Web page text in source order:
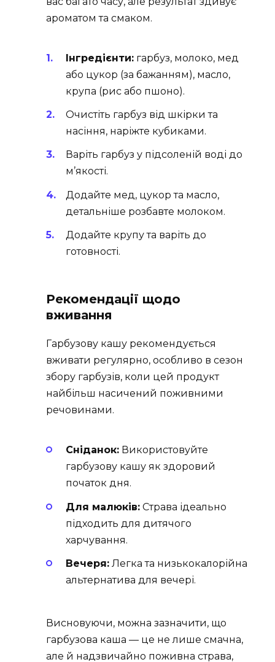
ароматом та смаком.
Інгредієнти: гарбуз, молоко, мед
або цукор (за бажанням), масло,
крупа (рис або пшоно).
Очистіть гарбуз від шкірки та
насіння, наріжте кубиками.
Варіть гарбуз у підсоленій воді до
м’якості.
Додайте мед, цукор та масло,
детальніше розбавте молоком.
Додайте крупу та варіть до
готовності.
Рекомендації щодо
вживання
Гарбузову кашу рекомендується
вживати регулярно, особливо в сезон
збору гарбузів, коли цей продукт
найбільш насичений поживними
речовинами.
Сніданок: Використовуйте
гарбузову кашу як здоровий
початок дня.
Для малюків: Страва ідеально
підходить для дитячого
харчування.
Вечеря: Легка та низькокалорійна
альтернатива для вечері.
Висновуючи, можна зазначити, що
гарбузова каша — це не лише смачна,
але й надзвичайно поживна страва,